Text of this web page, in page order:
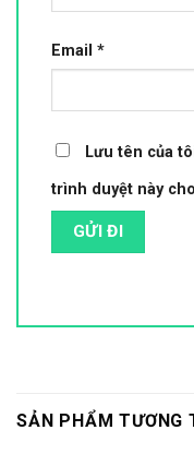
Email *
Lưu tên của
trình duyệt này
SẢN PHẨM TƯƠNG